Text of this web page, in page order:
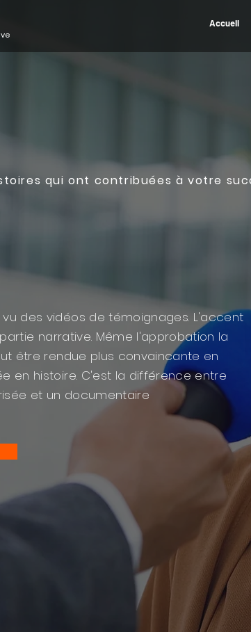
Accueil
Vidéo
qui ont contribuées à votre
des vidéos de témoignages. L'accent
narrative. Même l'approbation la
être rendue plus convaincante en
en histoire. C'est la différence entre
et un documentaire